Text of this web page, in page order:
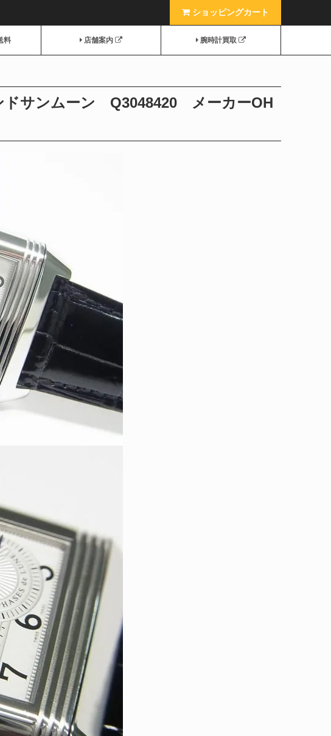
ショッピングカート
料 店舗案内 腕時計買取
サンムーン Q3048420 メーカーOH